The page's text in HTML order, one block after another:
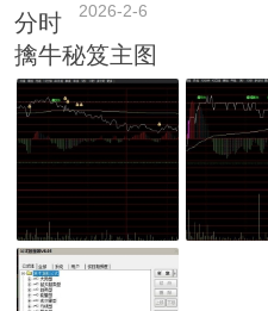
2026-2-6
分时
擒牛秘笈主图